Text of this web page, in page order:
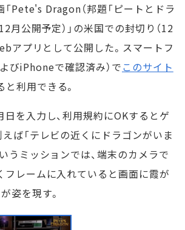
Pete's Dragon（邦題「ピートとドラ
月公開予定）」の米国での封切り（12
アプリとして公開した。スマートフ
びiPhoneで確認済み）で このサイト
利用できる。
を入力し、利用規約にOKするとゲ
ば「テレビの近くにドラゴンがいま
うミッションでは、端末のカメラで
フレームに入れていると画面に霞が
姿を現す。